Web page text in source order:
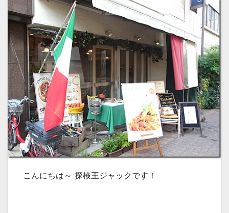
こんにちは～ 探検王ジャックです！